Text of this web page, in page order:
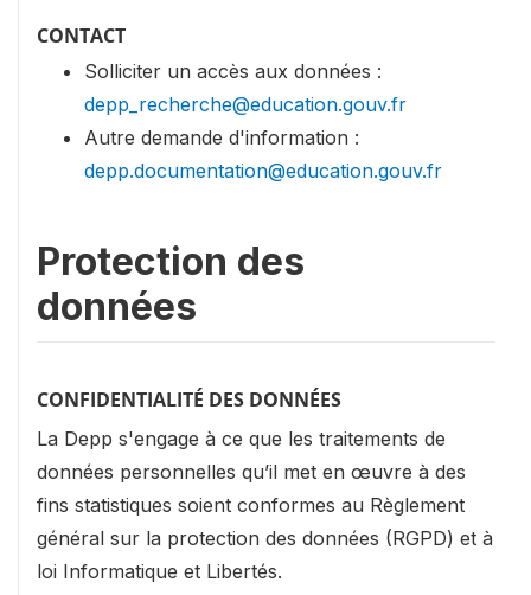
CONTACT
Solliciter un accès aux données :
depp_recherche@education.gouv.fr
Autre demande d'information :
depp.documentation@education.gouv.fr
Protection des
données
CONFIDENTIALITÉ DES DONNÉES
La Depp s'engage à ce que les traitements de
données personnelles qu’il met en œuvre à des
fins statistiques soient conformes au Règlement
général sur la protection des données (RGPD) et à
loi Informatique et Libertés.